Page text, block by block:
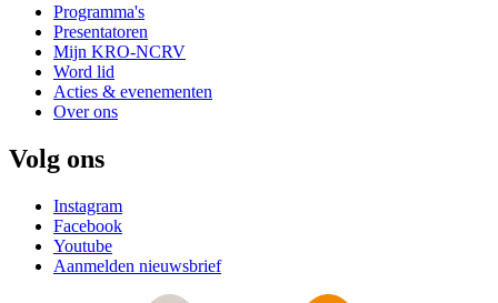
Programma's
Presentatoren
Mijn KRO-NCRV
Word lid
Acties & evenementen
Over ons
Volg ons
Instagram
Facebook
Youtube
Aanmelden nieuwsbrief